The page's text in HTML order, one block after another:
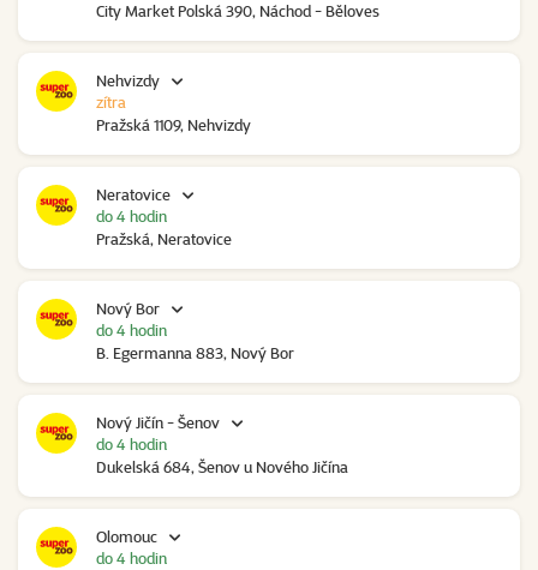
City Market Polská 390, Náchod - Běloves
Nehvizdy
Pražská 1109, Nehvizdy
zítra
Neratovice
Pražská, Neratovice
do 4 hodin
Nový Bor
B. Egermanna 883, Nový Bor
do 4 hodin
Nový Jičín - Šenov
Dukelská 684, Šenov u Nového Jičína
do 4 hodin
Olomouc
do 4 hodin